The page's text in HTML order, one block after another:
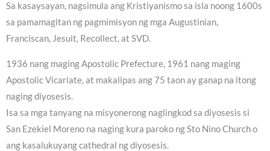
Sa kasaysayan, nagsimula ang Kristiyanismo sa isla noong 1600s
sa pamamagitan ng pagmimisyon ng mga Augustinian,
Franciscan, Jesuit, Recollect, at SVD.
1936 nang maging Apostolic Prefecture, 1961 nang maging
Apostolic Vicariate, at makalipas ang 75 taon ay ganap na itong
naging diyosesis.
Isa sa mga tanyang na misyonerong naglingkod sa diyosesis si
San Ezekiel Moreno na naging kura paroko ng Sto Nino Church o
ang kasalukuyang cathedral ng diyosesis.